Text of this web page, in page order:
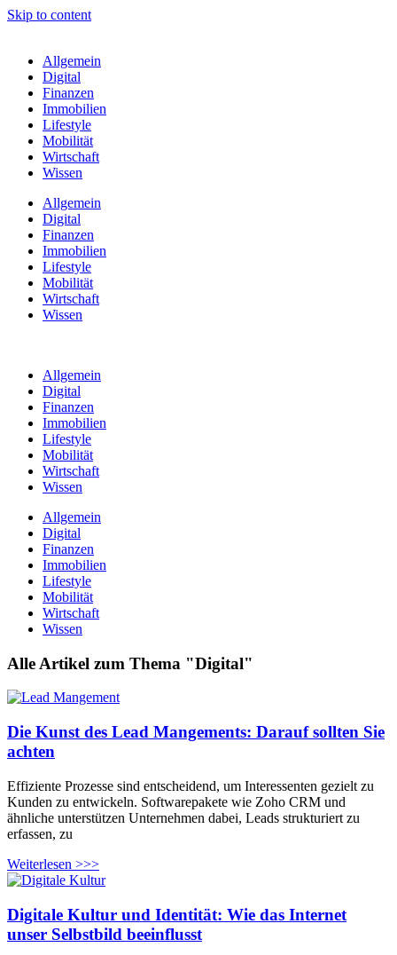
Skip to content
Allgemein
Digital
Finanzen
Immobilien
Lifestyle
Mobilität
Wirtschaft
Wissen
Allgemein
Digital
Finanzen
Immobilien
Lifestyle
Mobilität
Wirtschaft
Wissen
Allgemein
Digital
Finanzen
Immobilien
Lifestyle
Mobilität
Wirtschaft
Wissen
Allgemein
Digital
Finanzen
Immobilien
Lifestyle
Mobilität
Wirtschaft
Wissen
Alle Artikel zum Thema "Digital"
Die Kunst des Lead Mangements: Darauf sollten Sie
achten
Effiziente Prozesse sind entscheidend, um Interessenten gezielt zu
Kunden zu entwickeln. Softwarepakete wie Zoho CRM und
ähnliche unterstützen Unternehmen dabei, Leads strukturiert zu
erfassen, zu
Weiterlesen >>>
Digitale Kultur und Identität: Wie das Internet
unser Selbstbild beeinflusst